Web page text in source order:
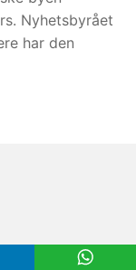
Nyhetsbyrået
har den